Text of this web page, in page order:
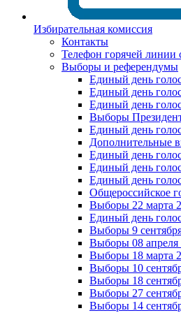
Избирательная комиссия
Контакты
Телефон горячей линии
Выборы и референдумы
Единый день
Единый день
Единый день
Выборы
Единый день
Дополнительные
Единый день
Единый день
Единый день
Общероссийское
Выборы 22 марта
Единый день
Выборы 9
Выборы 08 апреля
Выборы 18 марта
Выборы 10
Выборы 18
Выборы 27
Выборы 14